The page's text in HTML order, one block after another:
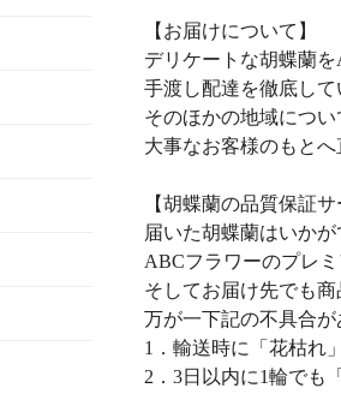
【お届けについて】
デリケートな胡蝶蘭
手渡し配達を徹底して
そのほかの地域につ
大事なお客様のもと
【胡蝶蘭の品質保証サ
届いた胡蝶蘭はいかが
ABCフラワーのプレ
そしてお届け先でも商
万が一下記の不具合が
1．輸送時に「花枯れ
2．3日以内に1輪でも